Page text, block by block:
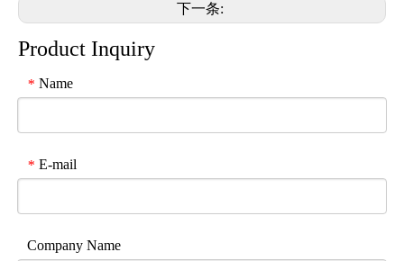
下一条:
Product Inquiry
* Name
* E-mail
Company Name